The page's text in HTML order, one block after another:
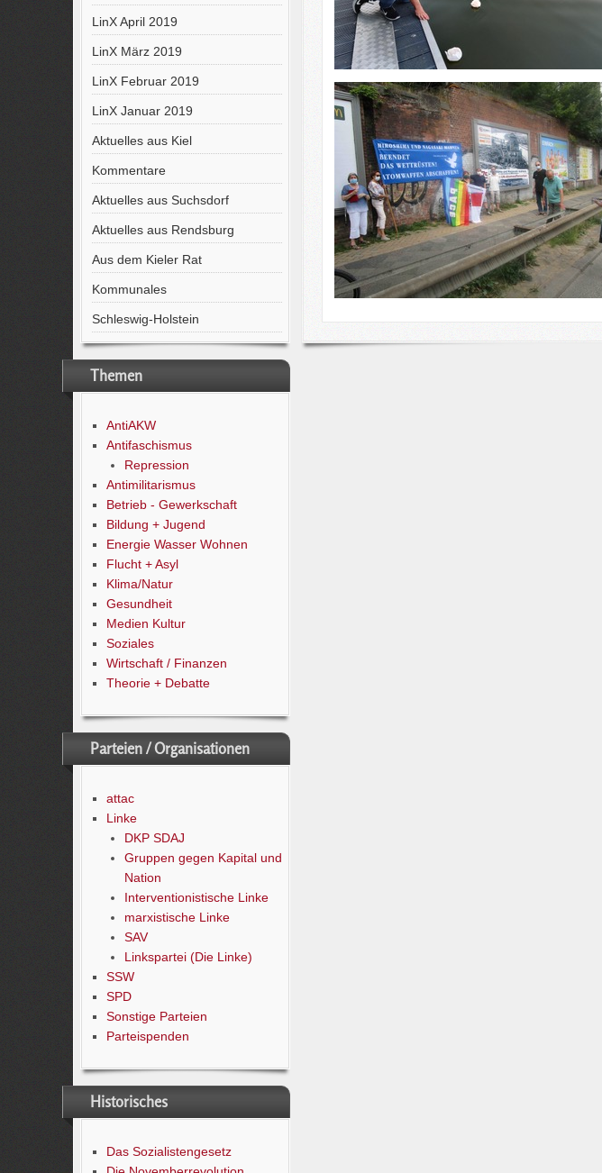
LinX April 2019
LinX März 2019
LinX Februar 2019
LinX Januar 2019
Aktuelles aus Kiel
Kommentare
Aktuelles aus Suchsdorf
Aktuelles aus Rendsburg
Aus dem Kieler Rat
Kommunales
Schleswig-Holstein
Themen
AntiAKW
Antifaschismus
Repression
Antimilitarismus
Betrieb - Gewerkschaft
Bildung + Jugend
Energie Wasser Wohnen
Flucht + Asyl
Klima/Natur
Gesundheit
Medien Kultur
Soziales
Wirtschaft / Finanzen
Theorie + Debatte
Parteien / Organisationen
attac
Linke
DKP SDAJ
Gruppen gegen Kapital und
Nation
Interventionistische Linke
marxistische Linke
SAV
Linkspartei (Die Linke)
SSW
SPD
Sonstige Parteien
Parteispenden
Historisches
Das Sozialistengesetz